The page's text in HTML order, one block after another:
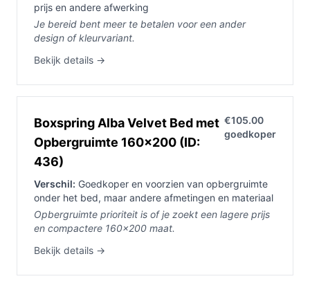
prijs en andere afwerking
Je bereid bent meer te betalen voor een ander
design of kleurvariant.
Bekijk details →
Boxspring Alba Velvet Bed met
Opbergruimte 160x200 (ID:
436)
€105.00
goedkoper
Verschil: Goedkoper en voorzien van opbergruimte
onder het bed, maar andere afmetingen en materiaal
Opbergruimte prioriteit is of je zoekt een lagere prijs
en compactere 160×200 maat.
Bekijk details →